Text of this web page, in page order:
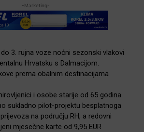
-Marketing-
3. rujna voze noćni sezonski vlakovi
Hrvatsku s Dalmacijom.
prema obalnim destinacijama
i osobe starije od 65 godina
sukladno pilot-projektu besplatnoga
na području RH, a redovni
mjesečne karte od 9,95 EUR